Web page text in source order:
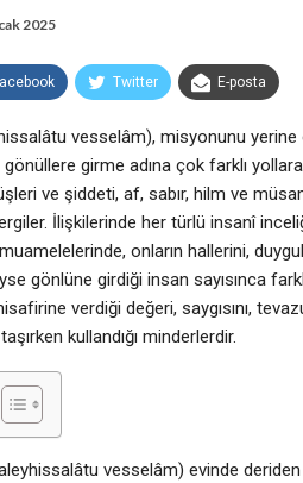
2025
Twitter E-posta
vesselâm), misyonunu
girme adına çok farklı
ve şiddeti, af, sabır, hilm ve
İlişkilerinde her türlü insanî
onların hallerini,
gönlüne girdiği insan sayısınca
verdiği değeri, saygısını,
kullandığı minderlerdir.
vesselâm) evinde